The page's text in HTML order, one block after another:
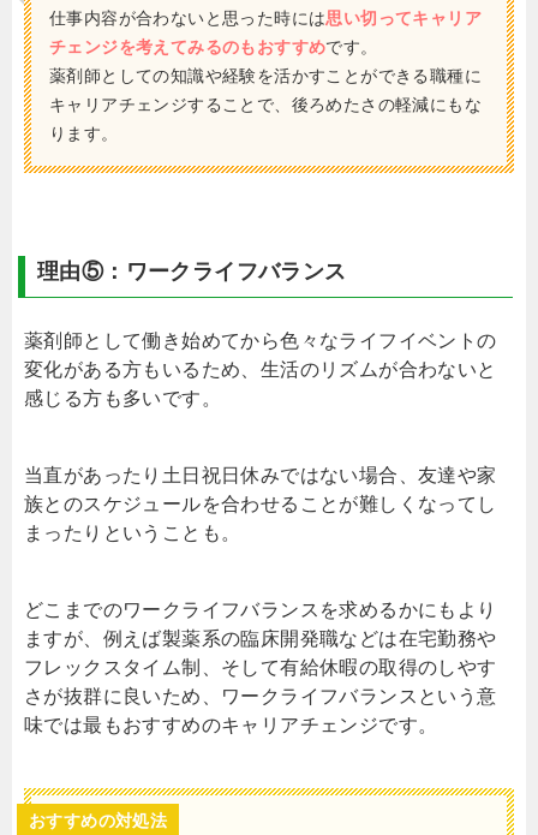
仕事内容が合わないと思った時には思い切ってキャリア
チェンジを考えてみるのもおすすめです。
薬剤師としての知識や経験を活かすことができる職種に
キャリアチェンジすることで、後ろめたさの軽減にもな
ります。
理由⑤：ワークライフバランス
薬剤師として働き始めてから色々なライフイベントの
変化がある方もいるため、生活のリズムが合わないと
感じる方も多いです。
当直があったり土日祝日休みではない場合、友達や家
族とのスケジュールを合わせることが難しくなってし
まったりということも。
どこまでのワークライフバランスを求めるかにもより
ますが、例えば製薬系の臨床開発職などは在宅勤務や
フレックスタイム制、そして有給休暇の取得のしやす
さが抜群に良いため、ワークライフバランスという意
味では最もおすすめのキャリアチェンジです。
おすすめの対処法